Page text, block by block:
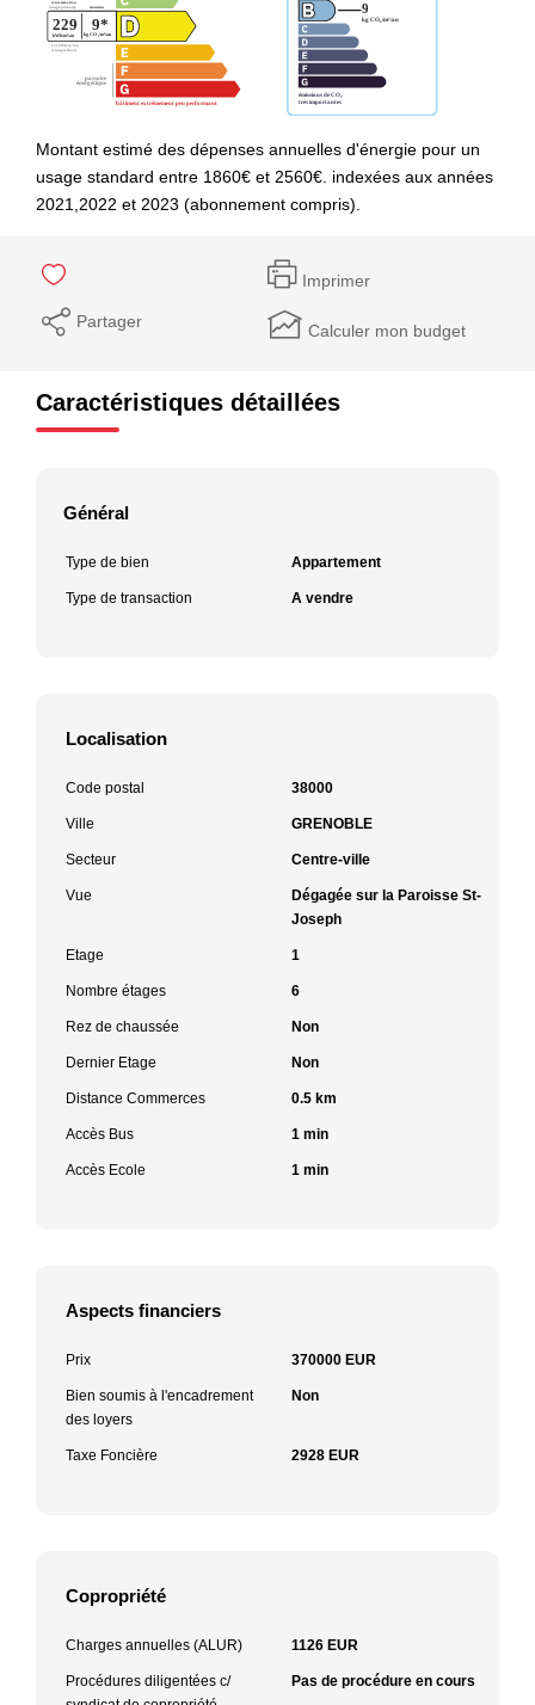
Montant estimé des dépenses annuelles d'énergie pour un
usage standard entre 1860€ et 2560€. indexées aux années
2021,2022 et 2023 (abonnement compris).
Imprimer
Partager Calculer mon budget
Caractéristiques détaillées
Général
Type de bien Appartement
Type de transaction A vendre
Localisation
Code postal 38000
Ville GRENOBLE
Secteur Centre-ville
Vue
Dégagée sur la Paroisse St-
Joseph
Etage 1
Nombre étages 6
Rez de chaussée Non
Dernier Etage Non
Distance Commerces 0.5 km
Accès Bus 1 min
Accès Ecole 1 min
Aspects financiers
Prix 370000 EUR
Bien soumis à l'encadrement
des loyers
Non
Taxe Foncière 2928 EUR
Copropriété
Charges annuelles (ALUR) 1126 EUR
Procédures diligentées c/
Pas de procédure en cours